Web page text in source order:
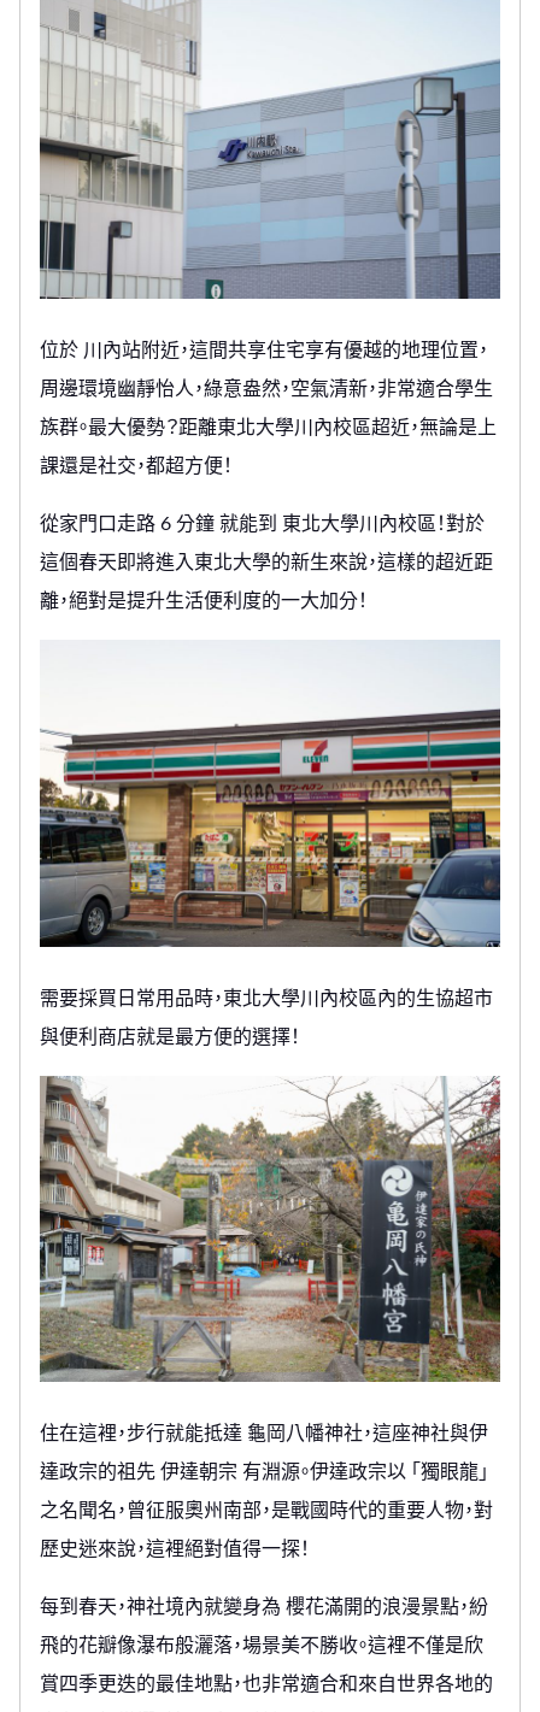
位於 川內站附近，這間共享住宅享有優越的地理位置，
周邊環境幽靜怡人，綠意盎然，空氣清新，非常適合學生
族群。最大優勢？距離東北大學川內校區超近，無論是上
課還是社交，都超方便！
從家門口走路 6 分鐘 就能到 東北大學川內校區！對於
這個春天即將進入東北大學的新生來說，這樣的超近距
離，絕對是提升生活便利度的一大加分！
需要採買日常用品時，東北大學川內校區內的生協超市
與便利商店就是最方便的選擇！
住在這裡，步行就能抵達 龜岡八幡神社，這座神社與伊
達政宗的祖先 伊達朝宗 有淵源。伊達政宗以 「獨眼龍」
之名聞名，曾征服奧州南部，是戰國時代的重要人物，對
歷史迷來說，這裡絕對值得一探！
每到春天，神社境內就變身為 櫻花滿開的浪漫景點，紛
飛的花瓣像瀑布般灑落，場景美不勝收。這裡不僅是欣
賞四季更迭的最佳地點，也非常適合和來自世界各地的